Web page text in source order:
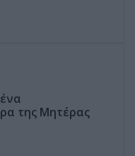
της Μητέρας